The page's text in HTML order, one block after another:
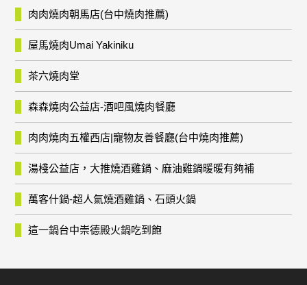
肉肉燒肉朝馬店(台中燒肉推薦)
屋馬燒肉Umai Yakiniku
茶六燒肉堂
森森燒肉公益店-酒吧風燒肉餐廳
肉肉燒肉五權西店|寵物友善餐廳(台中燒肉推薦)
湯棧公益店，大推燒酒雞鍋、麻油雞鍋暖暖有夠補
萬客什鍋-超人氣燒酒雞鍋、石頭火鍋
這一鍋台中崇德殿火鍋吃到飽